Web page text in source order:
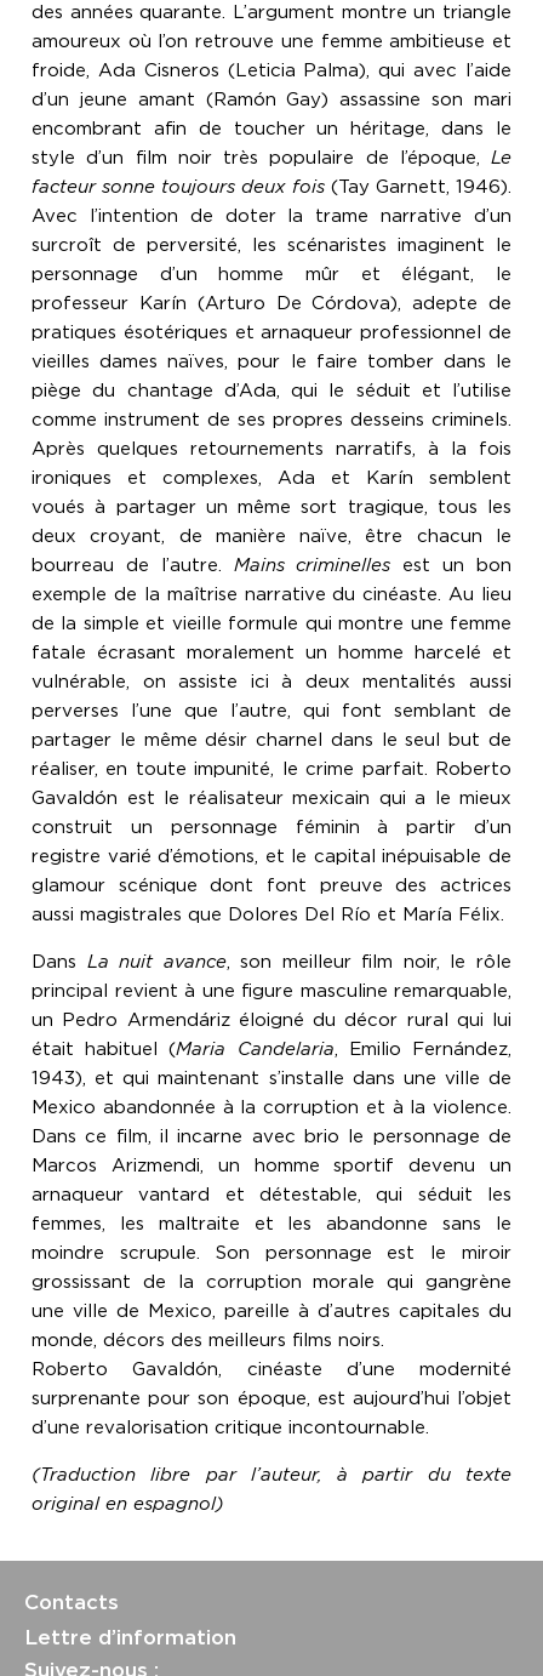
des années quarante. L’argument montre un triangle
amoureux où l’on retrouve une femme ambitieuse et
froide, Ada Cisneros (Leticia Palma), qui avec l’aide
d’un jeune amant (Ramón Gay) assassine son mari
encombrant afin de toucher un héritage, dans le
style d’un film noir très populaire de l’époque, Le
facteur sonne toujours deux fois (Tay Garnett, 1946).
Avec l’intention de doter la trame narrative d’un
surcroît de perversité, les scénaristes imaginent le
personnage d’un homme mûr et élégant, le
professeur Karín (Arturo De Córdova), adepte de
pratiques ésotériques et arnaqueur professionnel de
vieilles dames naïves, pour le faire tomber dans le
piège du chantage d’Ada, qui le séduit et l’utilise
comme instrument de ses propres desseins criminels.
Après quelques retournements narratifs, à la fois
ironiques et complexes, Ada et Karín semblent
voués à partager un même sort tragique, tous les
deux croyant, de manière naïve, être chacun le
bourreau de l’autre. Mains criminelles est un bon
exemple de la maîtrise narrative du cinéaste. Au lieu
de la simple et vieille formule qui montre une femme
fatale écrasant moralement un homme harcelé et
vulnérable, on assiste ici à deux mentalités aussi
perverses l’une que l’autre, qui font semblant de
partager le même désir charnel dans le seul but de
réaliser, en toute impunité, le crime parfait. Roberto
Gavaldón est le réalisateur mexicain qui a le mieux
construit un personnage féminin à partir d’un
registre varié d’émotions, et le capital inépuisable de
glamour scénique dont font preuve des actrices
aussi magistrales que Dolores Del Río et María Félix.
Dans La nuit avance, son meilleur film noir, le rôle
principal revient à une figure masculine remarquable,
un Pedro Armendáriz éloigné du décor rural qui lui
était habituel (Maria Candelaria, Emilio Fernández,
1943), et qui maintenant s’installe dans une ville de
Mexico abandonnée à la corruption et à la violence.
Dans ce film, il incarne avec brio le personnage de
Marcos Arizmendi, un homme sportif devenu un
arnaqueur vantard et détestable, qui séduit les
femmes, les maltraite et les abandonne sans le
moindre scrupule. Son personnage est le miroir
grossissant de la corruption morale qui gangrène
une ville de Mexico, pareille à d’autres capitales du
monde, décors des meilleurs films noirs.
Roberto Gavaldón, cinéaste d’une modernité
surprenante pour son époque, est aujourd’hui l’objet
d’une revalorisation critique incontournable.
(Traduction libre par l’auteur, à partir du texte
original en espagnol)
Contacts
Lettre d’information
Suivez-nous :